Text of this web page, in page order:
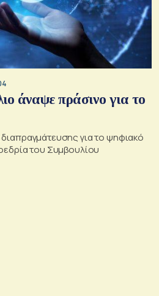
άναψε πράσινο για το
για το ψηφιακό
του Συμβουλίου